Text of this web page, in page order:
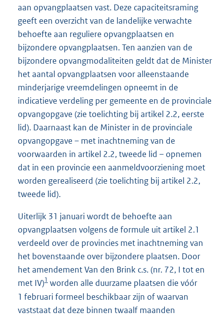
aan opvangplaatsen vast. Deze capaciteitsraming
geeft een overzicht van de landelijke verwachte
behoefte aan reguliere opvangplaatsen en
bijzondere opvangplaatsen. Ten aanzien van de
bijzondere opvangmodaliteiten geldt dat de Minister
het aantal opvangplaatsen voor alleenstaande
minderjarige vreemdelingen opneemt in de
indicatieve verdeling per gemeente en de provinciale
opvangopgave (zie toelichting bij artikel 2.2, eerste
lid). Daarnaast kan de Minister in de provinciale
opvangopgave – met inachtneming van de
voorwaarden in artikel 2.2, tweede lid – opnemen
dat in een provincie een aanmeldvoorziening moet
worden gerealiseerd (zie toelichting bij artikel 2.2,
tweede lid).
Uiterlijk 31 januari wordt de behoefte aan
opvangplaatsen volgens de formule uit artikel 2.1
verdeeld over de provincies met inachtneming van
het bovenstaande over bijzondere plaatsen. Door
het amendement Van den Brink c.s. (nr. 72, I tot en
met IV)1 worden alle duurzame plaatsen die vóór
1 februari formeel beschikbaar zijn of waarvan
vaststaat dat deze binnen twaalf maanden